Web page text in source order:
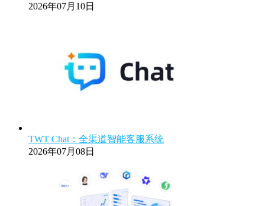
2026年07月10日
TWT Chat：全渠道智能客服系统
2026年07月08日